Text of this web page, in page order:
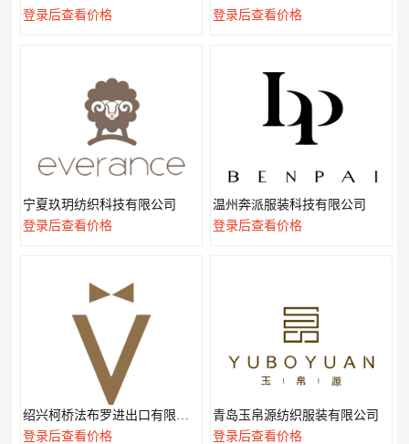
登录后查看价格
登录后查看价格
宁夏玖玥纺织科技有限公司
登录后查看价格
温州奔派服装科技有限公司
登录后查看价格
绍兴柯桥法布罗进出口有限公司
登录后查看价格
青岛玉帛源纺织服装有限公司
登录后查看价格